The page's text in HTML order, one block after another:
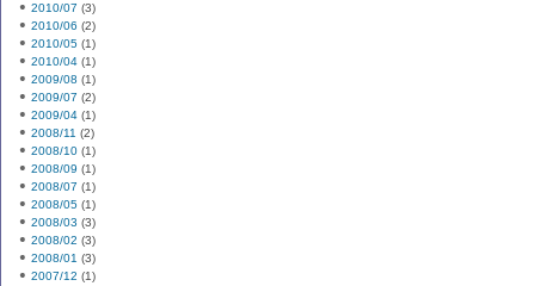
2010/07 (3)
2010/06 (2)
2010/05 (1)
2010/04 (1)
2009/08 (1)
2009/07 (2)
2009/04 (1)
2008/11 (2)
2008/10 (1)
2008/09 (1)
2008/07 (1)
2008/05 (1)
2008/03 (3)
2008/02 (3)
2008/01 (3)
2007/12 (1)